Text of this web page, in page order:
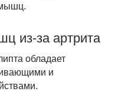
из-за артрита
обладает
и